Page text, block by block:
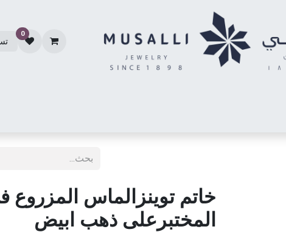
0
خاتم توينزالماس المزروع
المختبرعلى ذهب ابيض